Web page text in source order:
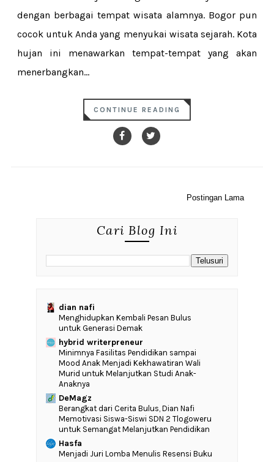
dengan berbagai tempat wisata alamnya. Bogor pun
cocok untuk Anda yang menyukai wisata sejarah. Kota
hujan ini menawarkan tempat-tempat yang akan
menerbangkan...
CONTINUE READING
Postingan Lama
Cari Blog Ini
dian nafi
Menghidupkan Kembali Pesan Bulus
untuk Generasi Demak
hybrid writerpreneur
‎Minimnya Fasilitas Pendidikan sampai
Mood Anak Menjadi Kekhawatiran Wali
Murid untuk Melanjutkan Studi Anak-
Anaknya
DeMagz
‎Berangkat dari Cerita Bulus, Dian Nafi
Memotivasi Siswa-Siswi SDN 2 Tlogoweru
untuk Semangat Melanjutkan Pendidikan
Hasfa
Menjadi Juri Lomba Menulis Resensi Buku